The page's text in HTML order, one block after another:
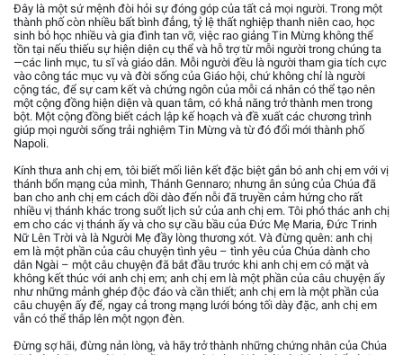
Đây là một sứ mệnh đòi hỏi sự đóng góp của tất cả mọi người. Trong một
thành phố còn nhiều bất bình đẳng, tỷ lệ thất nghiệp thanh niên cao, học
sinh bỏ học nhiều và gia đình tan vỡ, việc rao giảng Tin Mừng không thể
tồn tại nếu thiếu sự hiện diện cụ thể và hỗ trợ từ mỗi người trong chúng ta
—các linh mục, tu sĩ và giáo dân. Mỗi người đều là người tham gia tích cực
vào công tác mục vụ và đời sống của Giáo hội, chứ không chỉ là người
cộng tác, để sự cam kết và chứng ngôn của mỗi cá nhân có thể tạo nên
một cộng đồng hiện diện và quan tâm, có khả năng trở thành men trong
bột. Một cộng đồng biết cách lập kế hoạch và đề xuất các chương trình
giúp mọi người sống trải nghiệm Tin Mừng và từ đó đổi mới thành phố
Napoli.
Kính thưa anh chị em, tôi biết mối liên kết đặc biệt gắn bó anh chị em với vị
thánh bổn mạng của mình, Thánh Gennaro; nhưng ân sủng của Chúa đã
ban cho anh chị em cách dồi dào đến nỗi đã truyền cảm hứng cho rất
nhiều vị thánh khác trong suốt lịch sử của anh chị em. Tôi phó thác anh chị
em cho các vị thánh ấy và cho sự cầu bầu của Đức Mẹ Maria, Đức Trinh
Nữ Lên Trời và là Người Mẹ đầy lòng thương xót. Và đừng quên: anh chị
em là một phần của câu chuyện tình yêu – tình yêu của Chúa dành cho
dân Ngài – một câu chuyện đã bắt đầu trước khi anh chị em có mặt và
không kết thúc với anh chị em; anh chị em là một phần của câu chuyện ấy
như những mảnh ghép độc đáo và cần thiết; anh chị em là một phần của
câu chuyện ấy để, ngay cả trong mạng lưới bóng tối dày đặc, anh chị em
vẫn có thể thắp lên một ngọn đèn.
Đừng sợ hãi, đừng nản lòng, và hãy trở thành những chứng nhân của Chúa